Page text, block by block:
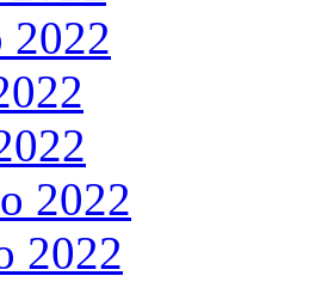
2022
2022
2022